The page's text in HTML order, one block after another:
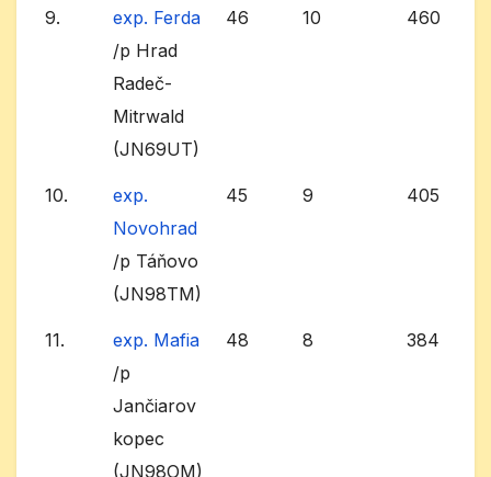
9.
exp. Ferda
/p Hrad
Radeč-
Mitrwald
(JN69UT)
46 10 460
10.
exp.
Novohrad
/p Táňovo
(JN98TM)
45 9 405
11.
exp. Mafia
/p
Jančiarov
kopec
(JN98OM)
48 8 384